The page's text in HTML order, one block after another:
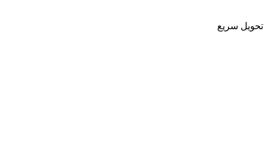
تحویل سریع